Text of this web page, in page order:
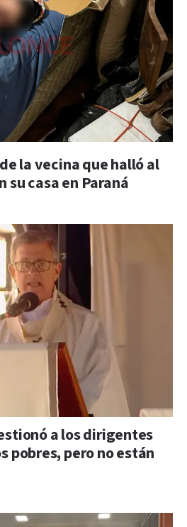
la vecina que halló al
casa en Paraná
a los dirigentes
pobres, pero no están